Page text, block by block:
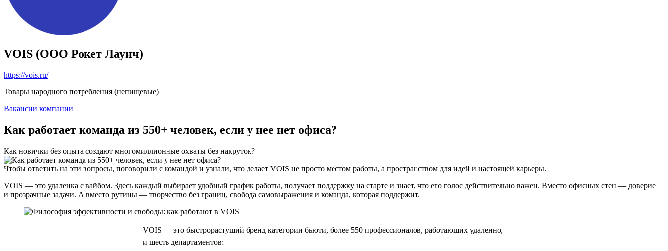
VOIS (ООО Рокет Лаунч)
https://vois.ru/
Товары народного потребления (непищевые)
Вакансии компании
Как работает команда из 550+ человек, если у нее нет офиса?
Как новички без опыта создают многомиллионные охваты без накруток?
Чтобы ответить на эти вопросы, поговорили с командой и узнали, что делает VOIS не просто местом работы, а пространством для идей и настоящей карьеры.
VOIS — это удаленка с вайбом. Здесь каждый выбирает удобный график работы, получает поддержку на старте и знает, что его голос действительно важен. Вместо офисных стен — доверие
и прозрачные задачи. А вместо рутины — творчество без границ, свобода самовыражения и команда, которая поддержит.
VOIS — это быстрорастущий бренд категории бьюти, более 550 профессионалов, работающих удаленно,
и шесть департаментов: